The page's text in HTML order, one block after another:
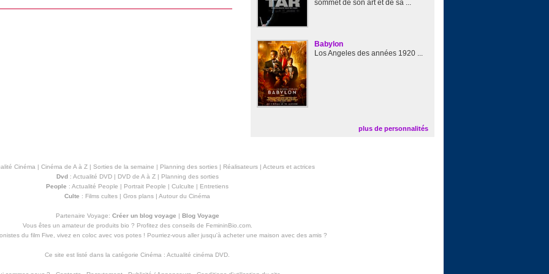
sommet de son art et de sa ...
Babylon
Los Angeles des années 1920 ...
plus de personnalités
Cinéma | Cinéma de A à Z| Sorties de la semaine | Planning des sorties| Réalisateurs| Acteurs et actrices
Dvd: Actualité DVD| DVD de A à Z| Planning des sorties
People : Actualité People | Portrait People | Culculte | Entretiens
Culte : Films cultes | Gros plans | Autour du Cinéma
Partenaire Voyage: Créer un blog voyage | Blog Voyage
Vous êtes un amateur de produits bio ? Profitez des conseils de FemininBio.com.
du film Five, vivez en coloc avec vos potes ! Pourriez-vous aller jusqu'à acheter une maison avec des amis?
Ce site est listé dans la catégorie Cinéma : Actualité cinéma DVD